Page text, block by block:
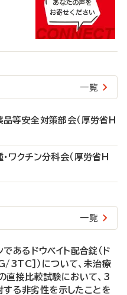
一覧
等安全対策部会（厚労省H
ワクチン分科会（厚労省H
一覧
あるドウベイト配合錠（ド
3TC］）について、未治療
直接比較試験において、3
る非劣性を示したことを